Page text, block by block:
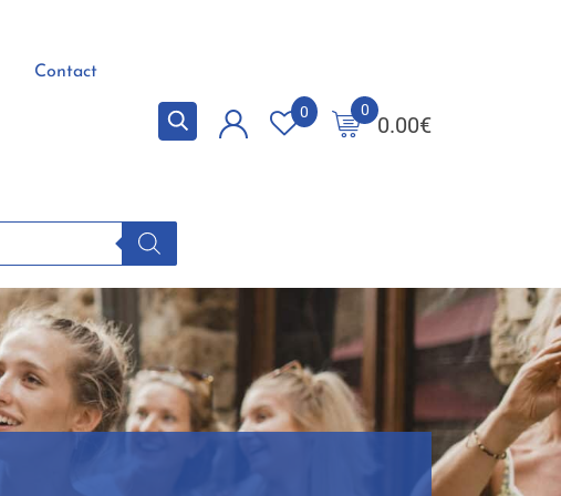
Contact
0.00€
0
0